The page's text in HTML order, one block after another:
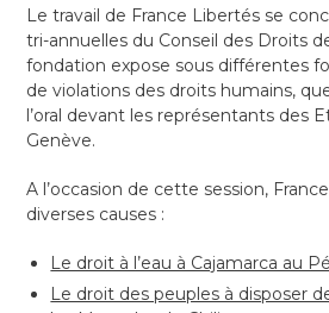
Le travail de France Libertés se
tri-annuelles du Conseil des Droits
fondation expose sous différentes
de violations des droits humains,
l’oral devant les représentants des
Genève.
A l’occasion de cette session,
diverses causes :
Le droit à l’eau à Cajamarca au
Le droit des peuples à disposer